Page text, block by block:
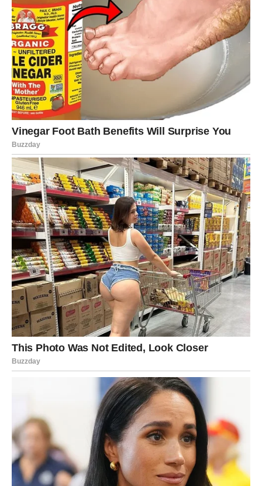
nadu – kao da dolazi nešto bolje. I dolazi.
Ljubav
U vezi: razgovor koji vraća bliskost, ali samo ako ne
krijete emocije. Rak mora da kaže šta mu treba.
Slobodni Rakovi: moguće javljanje bivše ljubavi ili poruka
koja vas iznenadi. Ali pažljivo: ne vraćajte se na staro
samo zato što vam nedostaje poznato.
Posao
Rakovi osećaju potrebu za promenom. Neki će razmišljati
o novom pravcu, neki o dodatnom poslu. Ova sedmica
vam daje signal gde treba da idete.
Novac
Bolje planiranje donosi mir. Moguća pomoć ili olakšanje
kroz neku vest.
Poruka sedmice:Ne morate nositi sve sami. Tražite ono
što zaslužujete.
LAV – VAŠE VREME SE BUDI:
PONOVO STE U CENTRU
Lav oseća rast energije. Kao da se vraća sjaj koji je u
poslednje vreme bio prigušen. Prvih osam dana marta
donose situacije u kojima vas ljudi primećuju – i to može